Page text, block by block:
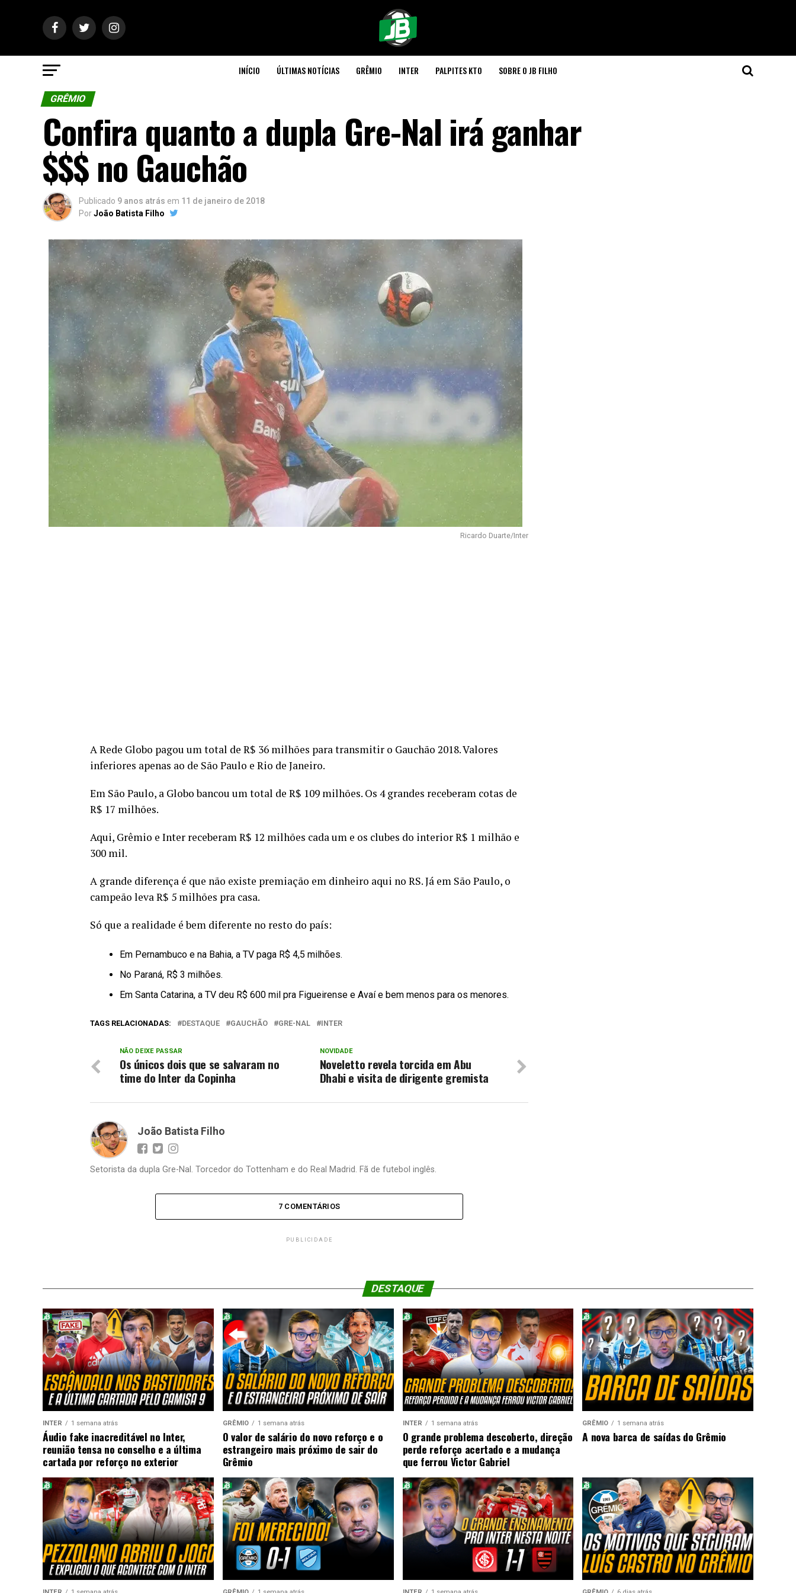
INÍCIO ÚLTIMAS NOTÍCIAS GRÊMIO INTER PALPITES KTO SOBRE O JB FILHO
GRÊMIO
Confira quanto a dupla Gre-Nal irá ganhar
$$$ no Gauchão
Publicado 9 anos atrás em 11 de janeiro de 2018
PorJoão Batista Filho
Ricardo Duarte/Inter
A Rede Globo pagou um total de R$ 36 milhões para transmitir o Gauchão 2018. Valores
inferiores apenas ao de São Paulo e Rio de Janeiro.
Em São Paulo, a Globo bancou um total de R$ 109 milhões. Os 4 grandes receberam cotas de
R$ 17 milhões.
Aqui, Grêmio e Inter receberam R$ 12 milhões cada um e os clubes do interior R$ 1 milhão e
300 mil.
A grande diferença é que não existe premiação em dinheiro aqui no RS. Já em São Paulo, o
campeão leva R$ 5 milhões pra casa.
Só que a realidade é bem diferente no resto do país:
Em Pernambuco e na Bahia, a TV paga R$ 4,5 milhões.
No Paraná, R$ 3 milhões.
Em Santa Catarina, a TV deu R$ 600 mil pra Figueirense e Avaí e bem menos para os menores.
TAGS RELACIONADAS: DESTAQUE GAUCHÃO GRE-NAL INTER
NOVIDADE
Noveletto revela torcida em Abu
Dhabi e visita de dirigente gremista
NÃO DEIXE PASSAR
Os únicos dois que se salvaram no
time do Inter da Copinha
João Batista Filho
Setorista da dupla Gre-Nal. Torcedor do Tottenham e do Real Madrid. Fã de futebol inglês.
7 COMENTÁRIOS
PUBLICIDADE
DESTAQUE
INTER 1 semana atrás
Áudio fake inacreditável no Inter,
reunião tensa no conselho e a última
cartada por reforço no exterior
GRÊMIO 1 semana atrás
O valor de salário do novo reforço e o
estrangeiro mais próximo de sair do
Grêmio
INTER 1 semana atrás
O grande problema descoberto, direção
perde reforço acertado e a mudança
que ferrou Victor Gabriel
GRÊMIO 1 semana atrás
A nova barca de saídas do Grêmio